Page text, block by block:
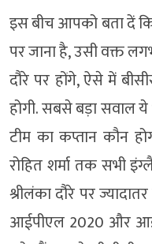
इस बीच आपको बता दें
पर जाना है, उसी वक्त
दौरे पर होंगे, ऐसे में
होगी. सबसे बड़ा सवाल ये
टीम का कप्तान कौन
रोहित शर्मा तक सभी
श्रीलंका दौरे पर
आईपीएल 2020 और